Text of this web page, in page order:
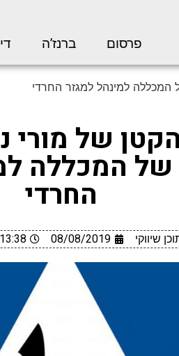
פרסום ברנז’ה
המכללה למינהל למגזר החרדי
של מורי
של המכללה
החרדי
שיווקי 08/08/2019
13:38